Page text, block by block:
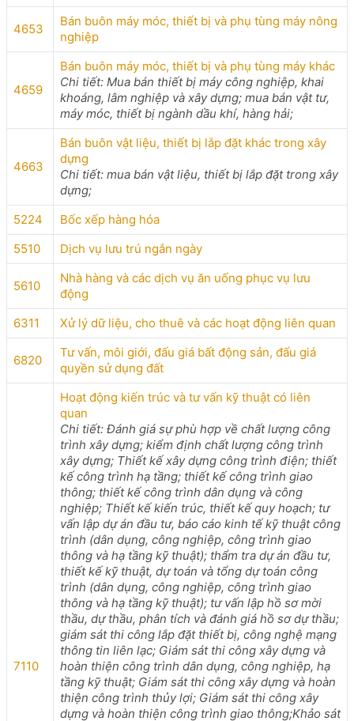
4653
Bán buôn máy móc, thiết bị và phụ tùng máy nông
nghiệp
4659
Bán buôn máy móc, thiết bị và phụ tùng máy khác
Chi tiết: Mua bán thiết bị máy công nghiệp, khai
khoáng, lâm nghiệp và xây dựng; mua bán vật tư,
máy móc, thiết bị ngành dầu khí, hàng hải;
4663
Bán buôn vật liệu, thiết bị lắp đặt khác trong xây
dựng
Chi tiết: mua bán vật liệu, thiết bị lắp đặt trong xây
dựng;
5224
Bốc xếp hàng hóa
5510
Dịch vụ lưu trú ngắn ngày
5610
Nhà hàng và các dịch vụ ăn uống phục vụ lưu
động
6311
Xử lý dữ liệu, cho thuê và các hoạt động liên quan
6820
Tư vấn, môi giới, đấu giá bất động sản, đấu giá
quyền sử dụng đất
7110
Hoạt động kiến trúc và tư vấn kỹ thuật có liên
quan
Chi tiết: Đánh giá sự phù hợp về chất lượng công
trình xây dựng; kiểm định chất lượng công trình
xây dựng; Thiết kế xây dựng công trình điện; thiết
kế công trình hạ tầng; thiết kế công trình giao
thông; thiết kế công trình dân dụng và công
nghiệp; Thiết kế kiến trúc, thiết kế quy hoạch; tư
vấn lập dự án đầu tư, báo cáo kinh tế kỹ thuật công
trình (dân dụng, công nghiệp, công trình giao
thông và hạ tầng kỹ thuật); thẩm tra dự án đầu tư,
thiết kế kỹ thuật, dự toán và tổng dự toán công
trình (dân dụng, công nghiệp, công trình giao
thông và hạ tầng kỹ thuật); tư vấn lập hồ sơ mời
thầu, dự thầu, phân tích và đánh giá hồ sơ dự thầu;
giám sát thi công lắp đặt thiết bị, công nghệ mạng
thông tin liên lạc; Giám sát thi công xây dựng và
hoàn thiện công trình dân dụng, công nghiệp, hạ
tầng kỹ thuật; Giám sát thi công xây dựng và hoàn
thiện công trình thủy lợi; Giám sát thi công xây
dựng và hoàn thiện công trình giao thông;Khảo sát